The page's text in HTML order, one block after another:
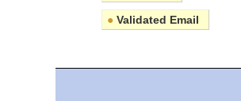
● Validated Email